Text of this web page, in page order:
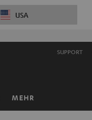
USA
SUPPORT
MEHR